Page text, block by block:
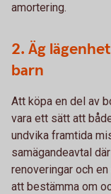
amortering.
2. Äg
barn
Att köpa en del av
vara ett sätt att
undvika framtida
samägandeavtal
renoveringar och
att bestämma om